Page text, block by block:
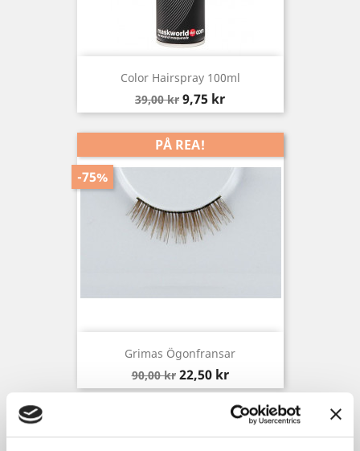
Color Hairspray 100ml
Baspris
39,00 kr Pris
9,75 kr
Grimas Ögonfransar
Baspris
90,00 kr
-75%
Pris
22,50 kr
PÅ REA!